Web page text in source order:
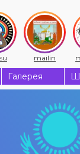
mailin
Галерея